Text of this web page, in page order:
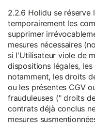
2.2.6 Holidu se
temporairement les
supprimer
mesures nécessaires
si l'Utilisateur viole de
dispositions légales,
notamment, les droits
ou les présentes CGV
frauduleuses (" droits
contrats déjà conclus
mesures